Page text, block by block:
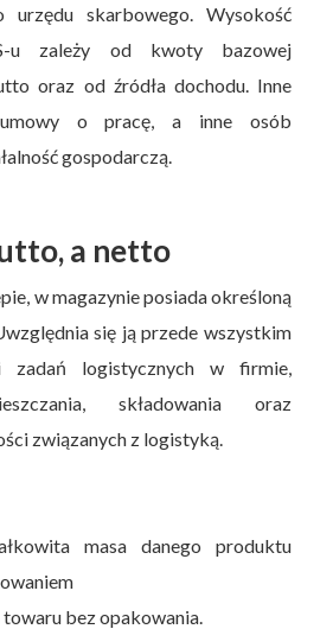
urzędu skarbowego. Wysokość
u zależy od kwoty bazowej
oraz od źródła dochodu. Inne
o pracę, a inne osób
gospodarczą.
a netto
w magazynie posiada określoną
się ją przede wszystkim
zadań logistycznych w firmie,
składowania oraz
związanych z logistyką.
masa danego produktu
towaru bez opakowania.